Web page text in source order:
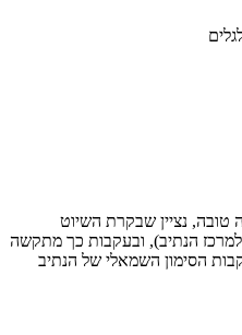
טובה, נציין שבקרת השיוט
למרכז הנתיב), ובעקבות כך מתקשה
הסימון השמאלי של הנתיב